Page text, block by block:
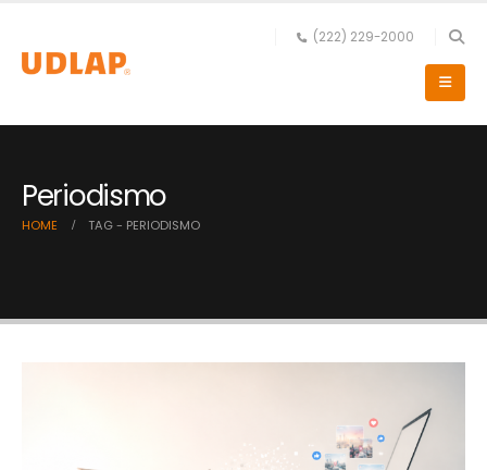
(222) 229-2000
Periodismo
HOME TAG - PERIODISMO